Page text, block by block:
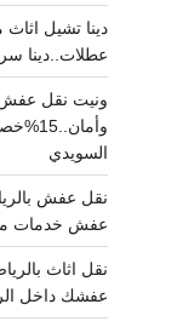
عطلات..دينا
ونيت نقل
السويدي
عفش خدمات مميزه
عفشك داخل الرياض